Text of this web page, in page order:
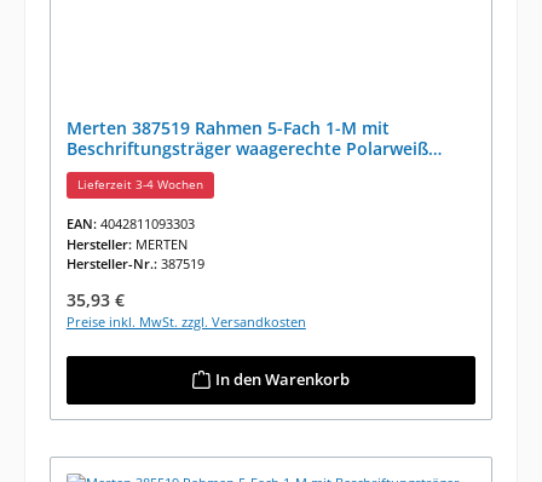
Merten 387519 Rahmen 5-Fach 1-M mit
Beschriftungsträger waagerechte Polarweiß
Glänzend
Lieferzeit 3-4 Wochen
EAN: 4042811093303
Hersteller: MERTEN
Hersteller-Nr.: 387519
Regulärer Preis:
35,93 €
Preise inkl. MwSt. zzgl. Versandkosten
In den Warenkorb